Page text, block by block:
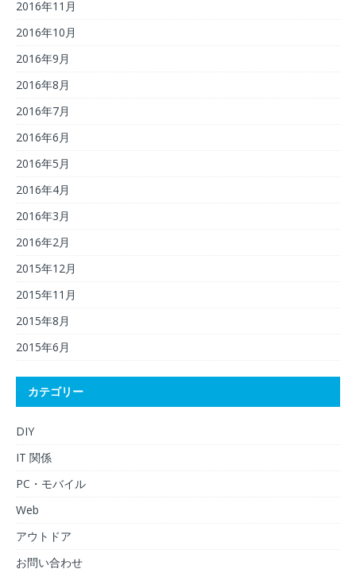
2016年11月
2016年10月
2016年9月
2016年8月
2016年7月
2016年6月
2016年5月
2016年4月
2016年3月
2016年2月
2015年12月
2015年11月
2015年8月
2015年6月
カテゴリー
DIY
IT 関係
PC・モバイル
Web
アウトドア
お問い合わせ